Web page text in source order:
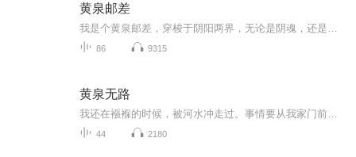
黄泉邮差
86 9315
黄泉无路
44 2180